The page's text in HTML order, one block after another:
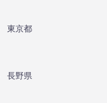
東京都
長野県